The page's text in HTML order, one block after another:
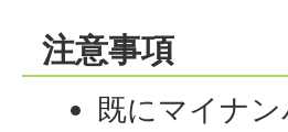
注意事項
既にマイナ